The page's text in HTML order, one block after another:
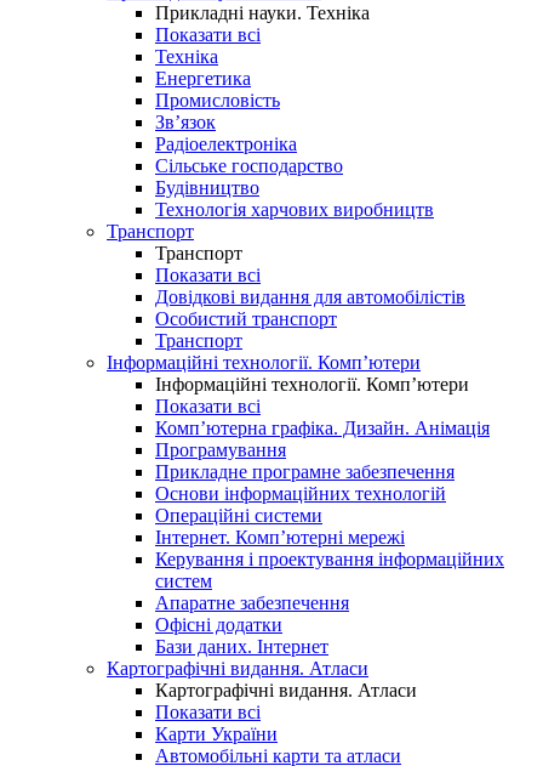
Прикладні науки. Техніка
Показати всі
Техніка
Енергетика
Промисловість
Зв’язок
Радіоелектроніка
Сільське господарство
Будівництво
Технологія харчових виробництв
Транспорт
Транспорт
Показати всі
Довідкові видання для автомобілістів
Особистий транспорт
Транспорт
Інформаційні технології. Комп’ютери
Інформаційні технології. Комп’ютери
Показати всі
Комп’ютерна графіка. Дизайн. Анімація
Програмування
Прикладне програмне забезпечення
Основи інформаційних технологій
Операційні системи
Інтернет. Комп’ютерні мережі
Керування і проектування інформаційних
систем
Апаратне забезпечення
Офісні додатки
Бази даних. Інтернет
Картографічні видання. Атласи
Картографічні видання. Атласи
Показати всі
Карти України
Автомобільні карти та атласи